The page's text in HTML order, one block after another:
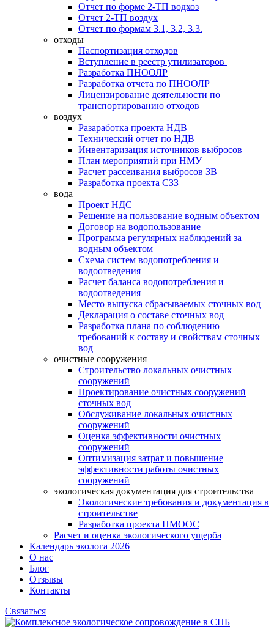
Отчет по форме 2-ТП водхоз
Отчет 2-ТП воздух
Отчет по формам 3.1, 3.2, 3.3.
отходы
Паспортизация отходов
Вступление в реестр утилизаторов
Разработка ПНООЛР
Разработка отчета по ПНООЛР
Лицензирование деятельности по
транспортированию отходов
воздух
Разаработка проекта НДВ
Технический отчет по НДВ
Инвентаризация источников выбросов
План мероприятий при НМУ
Расчет рассеивания выбросов ЗВ
Разработка проекта СЗЗ
вода
Проект НДС
Решение на пользование водным объектом
Договор на водопользование
Программа регулярных наблюдений за
водным объектом
Схема систем водопотребления и
водоотведения
Расчет баланса водопотребления и
водоотведения
Место выпуска сбрасываемых сточных вод
Декларация о составе сточных вод
Разработка плана по соблюдению
требований к составу и свойствам сточных
вод
очистные сооружения
Строительство локальных очистных
сооружений
Проектирование очистных сооружений
сточных вод
Обслуживание локальных очистных
сооружений
Оценка эффективности очистных
сооружений
Оптимизация затрат и повышение
эффективности работы очистных
сооружений
экологическая документация для строительства
Экологические требования и документация в
строительстве
Разработка проекта ПМООС
Расчет и оценка экологического ущерба
Календарь эколога 2026
О нас
Блог
Отзывы
Контакты
Связаться